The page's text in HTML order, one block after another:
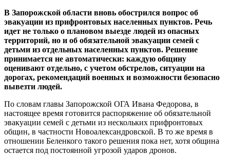
В Запорожской области вновь обострился вопрос об
эвакуации из прифронтовых населенных пунктов. Речь
идет не только о плановом выезде людей из опасных
территорий, но и об обязательной эвакуации семей с
детьми из отдельных населенных пунктов. Решение
принимается не автоматически: каждую общину
оценивают отдельно, с учетом обстрелов, ситуации на
дорогах, рекомендаций военных и возможности безопасно
вывезти людей.
По словам главы Запорожской ОГА Ивана Федорова, в
настоящее время готовится распоряжение об обязательной
эвакуации семей с детьми из нескольких прифронтовых
общин, в частности Новоалександровской. В то же время в
отношении Беленкого такого решения пока нет, хотя община
остается под постоянной угрозой ударов дронов.